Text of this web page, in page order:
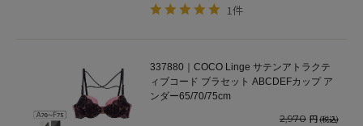
1件
337880｜COCO Linge サテンアトラクテ
ィブコード ブラセット ABCDEFカップ ア
ンダー65/70/75cm
2,970 円(税込)